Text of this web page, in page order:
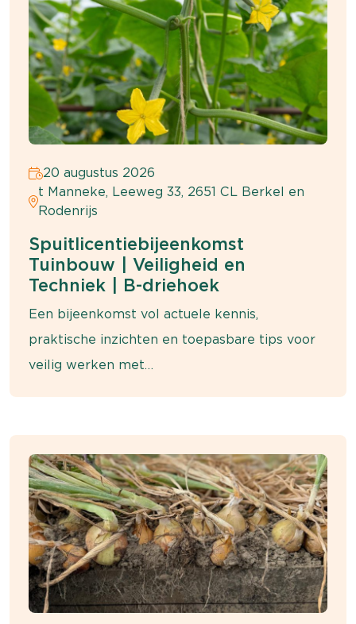
20 augustus 2026
t Manneke, Leeweg 33, 2651 CL Berkel en
Rodenrijs
Spuitlicentiebijeenkomst
Tuinbouw | Veiligheid en
Techniek | B-driehoek
Een bijeenkomst vol actuele kennis,
praktische inzichten en toepasbare tips voor
veilig werken met